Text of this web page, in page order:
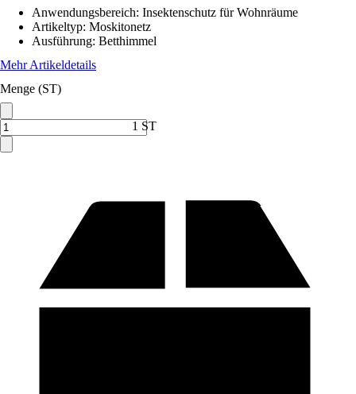
Anwendungsbereich: Insektenschutz für Wohnräume
Artikeltyp: Moskitonetz
Ausführung: Betthimmel
Mehr Artikeldetails
Menge (ST)
1 ST